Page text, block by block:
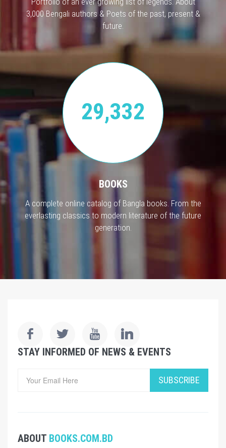
3,000 Bengali authors & Poets of the past, present &
future.
29,332
BOOKS
A complete online catalog of Bangla books. From the
everlasting classics to modern literature of the future
generation.
STAY INFORMED OF NEWS & EVENTS
SUBSCRIBE
ABOUT BOOKS.COM.BD